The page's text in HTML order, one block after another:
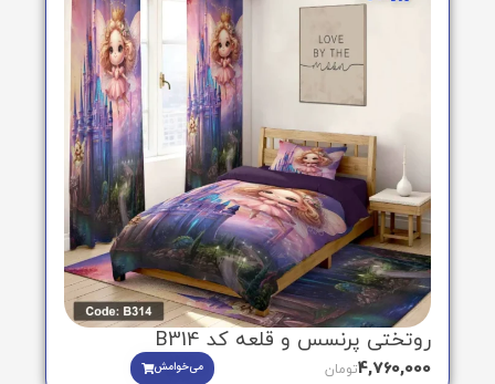
روتختی پرنسس و قلعه کد B314
4,760,000تومان می‌خوامش